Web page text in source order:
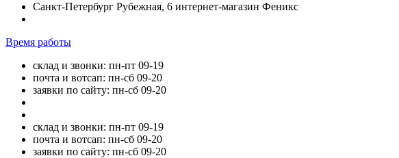
Санкт-Петербург Рубежная, 6 интернет-магазин Феникс
Время работы
склад и звонки: пн-пт 09-19
почта и вотсап: пн-сб 09-20
заявки по сайту: пн-сб 09-20
склад и звонки: пн-пт 09-19
почта и вотсап: пн-сб 09-20
заявки по сайту: пн-сб 09-20